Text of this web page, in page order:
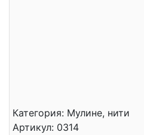
Категория: Мулине, нити
Артикул: 0314